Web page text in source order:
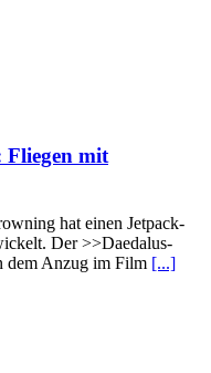
Fliegen mit
hat einen Jetpack-
Der >>Daedalus-
dem Anzug im Film [...]